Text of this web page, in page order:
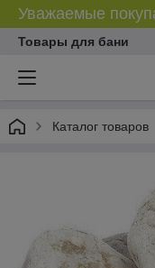
Уважаемые
Товары для бани
Каталог товаров